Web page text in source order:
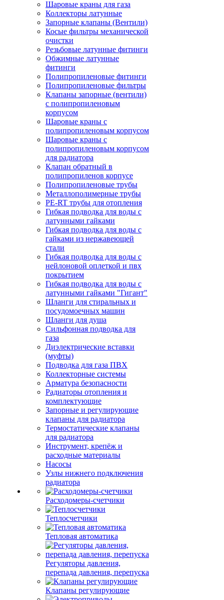
Шаровые краны для газа
Коллекторы латунные
Запорные клапаны (Вентили)
Косые фильтры механической
очистки
Резьбовые латунные фитинги
Обжимные латунные
фитинги
Полипропиленовые фитинги
Полипропиленовые фильтры
Клапаны запорные (вентили)
с полипропиленовым
корпусом
Шаровые краны с
полипропиленовым корпусом
Шаровые краны с
полипропиленовым корпусом
для радиатора
Клапан обратный в
полипропиленов корпусе
Полипропиленовые трубы
Металлополимерные трубы
PE-RT трубы для отопления
Гибкая подводка для воды с
латунными гайками
Гибкая подводка для воды с
гайками из нержавеющей
стали
Гибкая подводка для воды с
нейлоновой оплеткой и пвх
покрытием
Гибкая подводка для воды с
латунными гайками "Гигант"
Шланги для стиральных и
посудомоечных машин
Шланги для душа
Сильфонная подводка для
газа
Диэлектрические вставки
(муфты)
Подводка для газа ПВХ
Коллекторные системы
Арматура безопасности
Радиаторы отопления и
комплектующие
Запорные и регулирующие
клапаны для радиатора
Термостатические клапаны
для радиатора
Инструмент, крепёж и
расходные материалы
Насосы
Узлы нижнего подключения
радиатора
Расходомеры-счетчики
Теплосчетчики
Тепловая автоматика
Регуляторы давления,
перепада давления, перепуска
Клапаны регулирующие